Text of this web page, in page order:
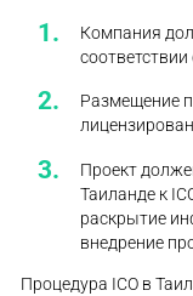
Компания
Размещение
Проект
Таиланде к
раскрытие
внедрение
Процедура ICO в